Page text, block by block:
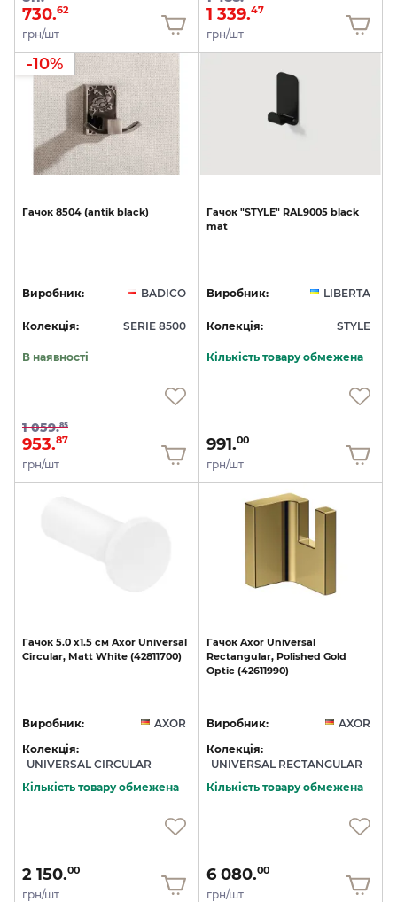
730.62
грн/шт
1 339.47
грн/шт
-10%
Гачок 8504 (antik black)
Виробник: BADICO
Колекція: SERIE 8500
В наявності
1 059.85
953.87
грн/шт
Гачок "STYLE" RAL9005 black
mat
Виробник: LIBERTA
Колекція: STYLE
Кількість товару обмежена
991.00
грн/шт
Гачок 5.0 х1.5 см Axor Universal
Circular, Matt White (42811700)
Виробник:
AXOR
Колекція:
UNIVERSAL CIRCULAR
Кількість товару обмежена
2 150.00
грн/шт
Гачок Axor Universal
Rectangular, Polished Gold
Optic (42611990)
Виробник:
AXOR
Колекція:
UNIVERSAL RECTANGULAR
Кількість товару обмежена
6 080.00
грн/шт